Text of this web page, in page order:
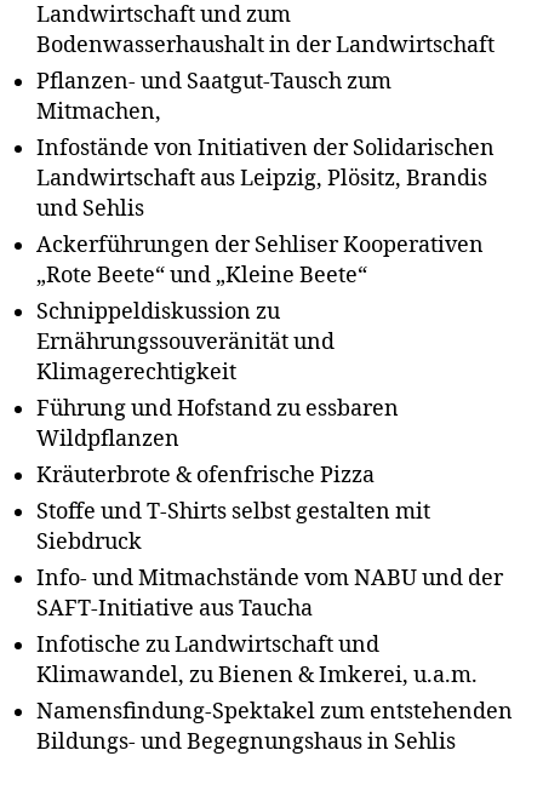
Landwirtschaft und zum
Bodenwasserhaushalt in der Landwirtschaft
Pflanzen- und Saatgut-Tausch zum
Mitmachen,
Infostände von Initiativen der Solidarischen
Landwirtschaft aus Leipzig, Plösitz, Brandis
und Sehlis
Ackerführungen der Sehliser Kooperativen
„Rote Beete“ und „Kleine Beete“
Schnippeldiskussion zu
Ernährungssouveränität und
Klimagerechtigkeit
Führung und Hofstand zu essbaren
Wildpflanzen
Kräuterbrote & ofenfrische Pizza
Stoffe und T-Shirts selbst gestalten mit
Siebdruck
Info- und Mitmachstände vom NABU und der
SAFT-Initiative aus Taucha
Infotische zu Landwirtschaft und
Klimawandel, zu Bienen & Imkerei, u.a.m.
Namensfindung-Spektakel zum entstehenden
Bildungs- und Begegnungshaus in Sehlis